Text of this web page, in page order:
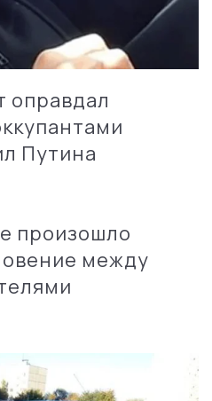
оправдал
Путина
произошло
между